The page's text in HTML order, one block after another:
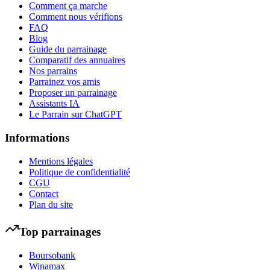
Comment ça marche
Comment nous vérifions
FAQ
Blog
Guide du parrainage
Comparatif des annuaires
Nos parrains
Parrainez vos amis
Proposer un parrainage
Assistants IA
Le Parrain sur ChatGPT
Informations
Mentions légales
Politique de confidentialité
CGU
Contact
Plan du site
Top parrainages
Boursobank
Winamax